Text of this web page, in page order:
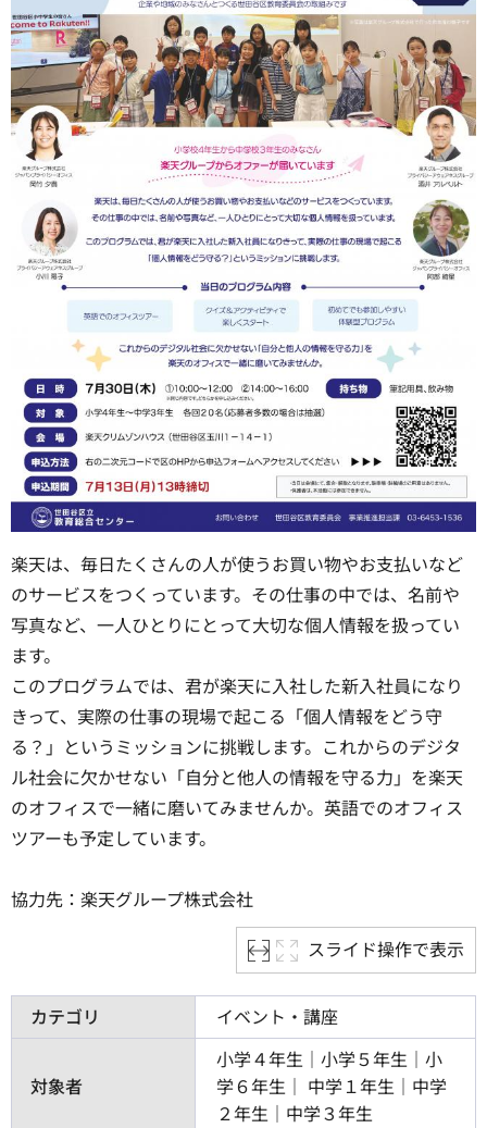
楽天は、毎日たくさんの人が使うお買い物やお支払いなど
のサービスをつくっています。その仕事の中では、名前や
写真など、一人ひとりにとって大切な個人情報を扱ってい
ます。
このプログラムでは、君が楽天に入社した新入社員になり
きって、実際の仕事の現場で起こる「個人情報をどう守
る？」というミッションに挑戦します。これからのデジタ
ル社会に欠かせない「自分と他人の情報を守る力」を楽天
のオフィスで一緒に磨いてみませんか。英語でのオフィス
ツアーも予定しています。
協力先：楽天グループ株式会社
スライド操作で表示
カテゴリ イベント・講座
対象者
小学４年生｜小学５年生｜小
学６年生
中学１年生｜中学
２年生｜中学３年生